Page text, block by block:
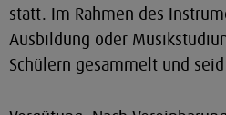
statt. Im Rahmen des
Ausbildung oder
Schülern gesammelt und